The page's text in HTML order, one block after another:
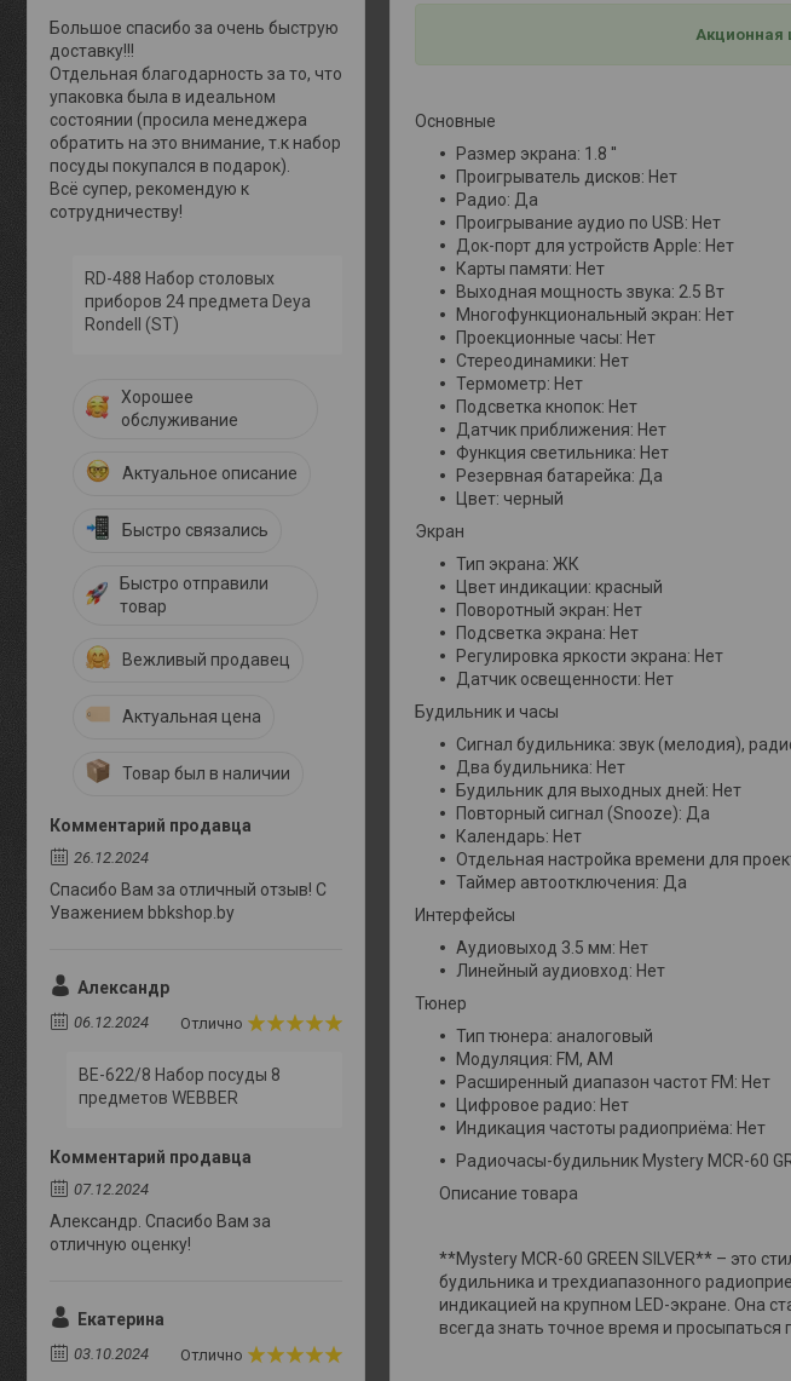
Акционная
Основные
Размер экрана: 1.8 ''
Проигрыватель дисков: Нет
Радио: Да
Проигрывание аудио по USB: Нет
Док-порт для устройств Apple: Нет
Карты памяти: Нет
Выходная мощность звука: 2.5 Вт
Многофункциональный экран: Нет
Проекционные часы: Нет
Стереодинамики: Нет
Термометр: Нет
Подсветка кнопок: Нет
Датчик приближения: Нет
Функция светильника: Нет
Резервная батарейка: Да
Цвет: черный
Экран
Тип экрана: ЖК
Цвет индикации: красный
Поворотный экран: Нет
Подсветка экрана: Нет
Регулировка яркости экрана: Нет
Датчик освещенности: Нет
Будильник и часы
Сигнал будильника: звук (мелодия),
Два будильника: Нет
Будильник для выходных дней: Нет
Повторный сигнал (Snooze): Да
Календарь: Нет
Отдельная настройка времени для
Таймер автоотключения: Да
Интерфейсы
Аудиовыход 3.5 мм: Нет
Линейный аудиовход: Нет
Тюнер
Тип тюнера: аналоговый
Модуляция: FM, AM
Расширенный диапазон частот FM: Нет
Цифровое радио: Нет
Индикация частоты радиоприёма: Нет
Радиочасы-будильник Mystery MCR-60
Описание товара
**Mystery MCR-60 GREEN SILVER** – это
будильника и трехдиапазонного
индикацией на крупном LED-экране. Она
всегда знать точное время и
Большое спасибо за очень быструю
доставку!!!
Отдельная благодарность за то, что
упаковка была в идеальном
состоянии (просила менеджера
обратить на это внимание, т.к набор
посуды покупался в подарок).
Всё супер, рекомендую к
сотрудничеству!
RD-488 Набор столовых
приборов 24 предмета Deya
Rondell (ST)
Хорошее
обслуживание
Актуальное описание
Быстро связались
Быстро отправили
товар
Вежливый продавец
Актуальная цена
Товар был в наличии
Комментарий продавца
26.12.2024
Спасибо Вам за отличный отзыв! С
Уважением bbkshop.by
Александр
06.12.2024 Отлично
BE-622/8 Набор посуды 8
предметов WEBBER
Комментарий продавца
07.12.2024
Александр. Спасибо Вам за
отличную оценку!
Екатерина
03.10.2024 Отлично